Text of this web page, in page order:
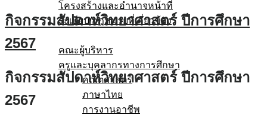
โครงสร้างและอำนาจหน้าที่
ระเบียบ/กฎหมายที่เกี่ยวข้อง
คณะผู้บริหาร
ครูและบุคลากรทางการศึกษา
คณิตศาสตร์
ภาษาไทย
การงานอาชีพ
กิจกรรมสัปดาห์วิทยาศาสตร์ ปีการศึกษา
2567
กิจกรรมสัปดาห์วิทยาศาสตร์ ปีการศึกษา
2567